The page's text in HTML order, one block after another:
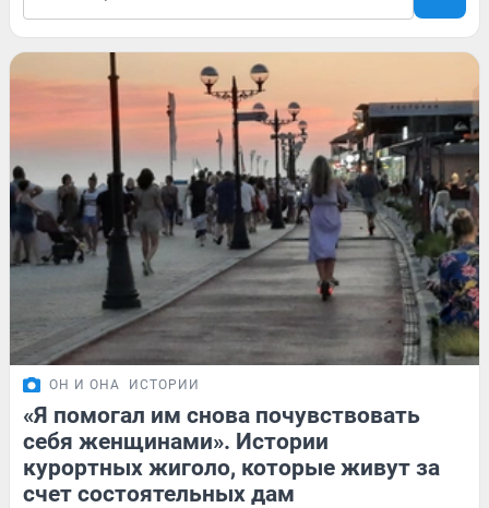
ОН И ОНА ИСТОРИИ
«Я помогал им снова почувствовать
себя женщинами». Истории
курортных жиголо, которые живут за
счет состоятельных дам